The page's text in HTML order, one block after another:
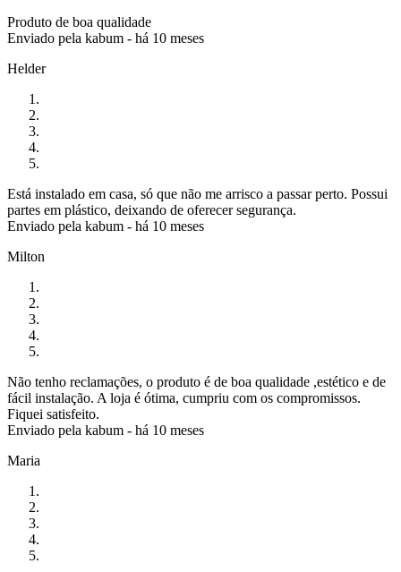
Produto de boa qualidade
Enviado pela kabum - há 10 meses
Helder
Está instalado em casa, só que não me arrisco a passar perto. Possui
partes em plástico, deixando de oferecer segurança.
Enviado pela kabum - há 10 meses
Milton
Não tenho reclamações, o produto é de boa qualidade ,estético e de
fácil instalação. A loja é ótima, cumpriu com os compromissos.
Fiquei satisfeito.
Enviado pela kabum - há 10 meses
Maria